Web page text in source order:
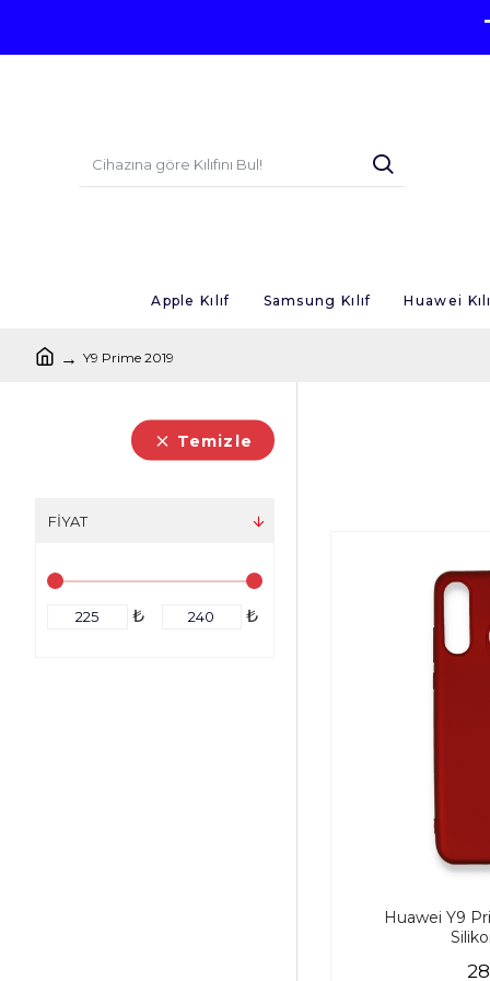
Apple Kılıf Samsung Kılıf Huawei
Y9 Prime 2019
Temizle
FIYAT
₺ ₺
Huawei Y9